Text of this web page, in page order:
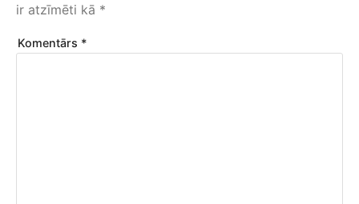
ir atzīmēti kā *
Komentārs *